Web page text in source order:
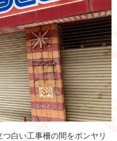
白い工事柵の間をボンヤリ